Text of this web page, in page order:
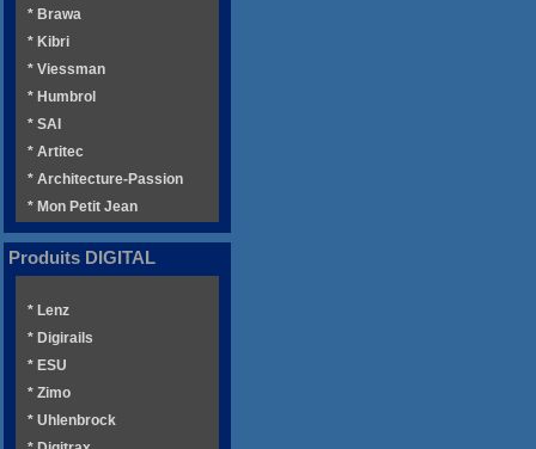
* Brawa
* Kibri
* Viessman
* Humbrol
* SAI
* Artitec
* Architecture-Passion
* Mon Petit Jean
Produits DIGITAL
* Lenz
* Digirails
* ESU
* Zimo
* Uhlenbrock